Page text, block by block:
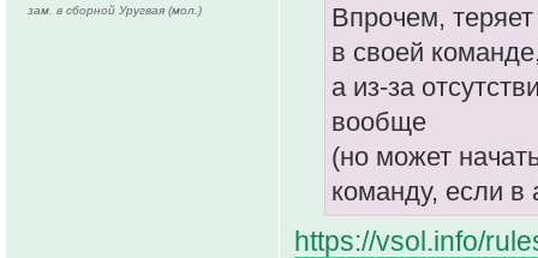
Впрочем,
в своей
а из-за
вообще
(но может
команду, если в
https://vsol.info/
зам. в сборной Уругвая (мол.)